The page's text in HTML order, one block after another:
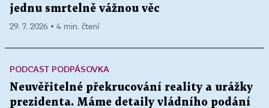
jednu smrtelně vážnou věc
29. 7. 2026 ▪ 4 min. čtení
PODCAST PODPÁSOVKA
Neuvěřitelné překrucování reality a urážky
prezidenta. Máme detaily vládního podání